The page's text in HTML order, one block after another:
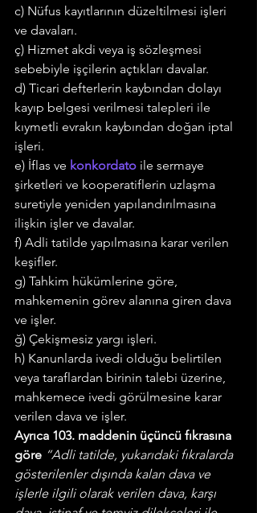
c) Nüfus kayıtlarının düzeltilmesi işleri
ve davaları.
ç) Hizmet akdi veya iş sözleşmesi
sebebiyle işçilerin açtıkları davalar.
d) Ticari defterlerin kaybından dolayı
kayıp belgesi verilmesi talepleri ile
kıymetli evrakın kaybından doğan iptal
işleri.
e) İflas ve konkordato ile sermaye
şirketleri ve kooperatiflerin uzlaşma
suretiyle yeniden yapılandırılmasına
ilişkin işler ve davalar.
f) Adli tatilde yapılmasına karar verilen
keşifler.
g) Tahkim hükümlerine göre,
mahkemenin görev alanına giren dava
ve işler.
ğ) Çekişmesiz yargı işleri.
h) Kanunlarda ivedi olduğu belirtilen
veya taraflardan birinin talebi üzerine,
mahkemece ivedi görülmesine karar
verilen dava ve işler.
Ayrıca 103. maddenin üçüncü fıkrasına
göre “Adli tatilde, yukarıdaki fık­ralarda
gösterilenler dışında kalan dava ve
işlerle ilgili olarak verilen dava, karşı